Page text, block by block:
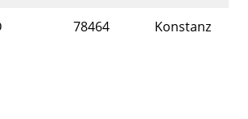
78464 Konstanz